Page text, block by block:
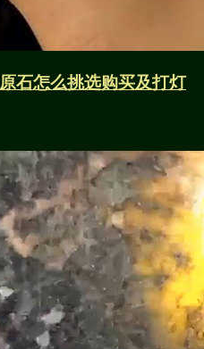
石怎么挑选购买及打灯